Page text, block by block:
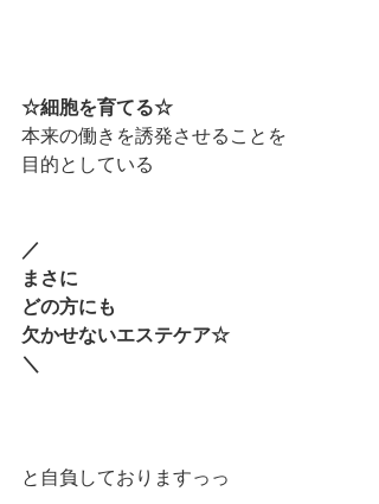
☆細胞を育てる☆
本来の働きを誘発させることを
目的としている
／
まさに
どの方にも
欠かせないエステケア☆
＼
と自負しておりますっっ